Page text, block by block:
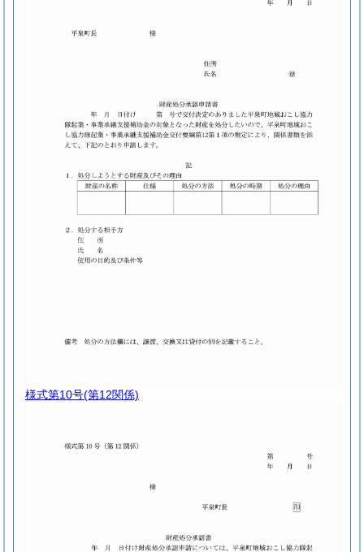
様式第10号(第12関係)